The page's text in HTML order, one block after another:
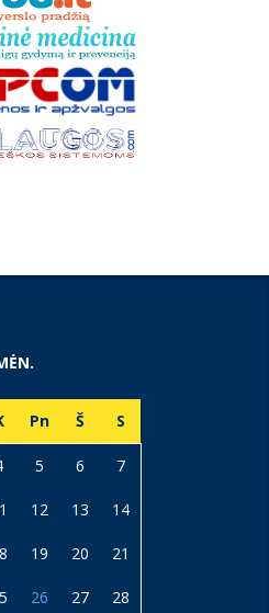
Pn Š S
5 6 7
12 13 14
19 20 21
26 27 28